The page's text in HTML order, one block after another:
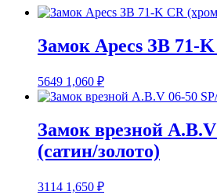
Замок Apecs ЗВ 71-
5649 1,060 ₽
Замок врезной
(сатин/золото)
3114 1,650 ₽